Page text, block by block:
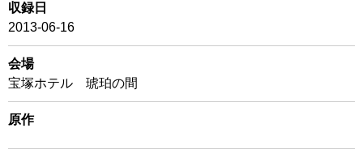
収録日
2013-06-16
会場
宝塚ホテル 琥珀の間
原作